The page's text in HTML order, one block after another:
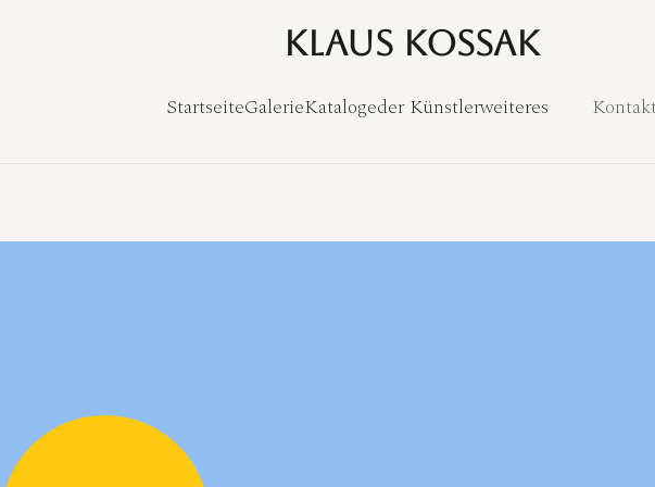
Klaus Kossak
StartseiteGalerieKatalogeder Künstlerweiteres